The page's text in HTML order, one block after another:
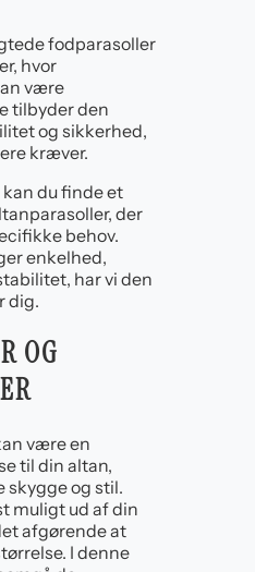
fodparasoller
hvor
være
tilbyder den
og sikkerhed,
kræver.
du finde et
der
behov.
enkelhed,
har vi den
dig.
OG
være en
til din altan,
skygge og stil.
muligt ud af din
afgørende at
I denne